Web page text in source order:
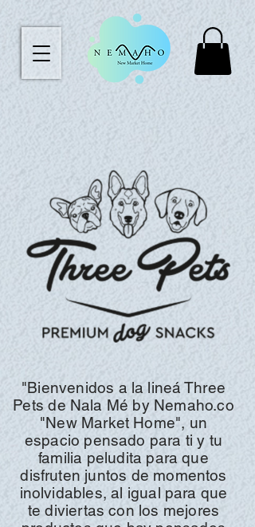
"Bienvenidos a la lineá Three
Pets de Nala Mé by Nemaho.co
"New Market Home", un
espacio pensado para ti y tu
familia peludita para que
disfruten juntos de momentos
inolvidables, al igual para que
te diviertas con los mejores